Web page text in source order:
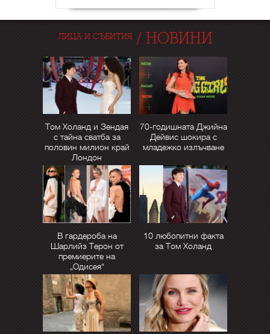
ЛИЦА И СЪБИТИЯ/ НОВИНИ
Том Холанд и Зендая
с тайна сватба за
половин милион край
Лондон
70-годишната Джийна
Дейвис шокира с
младежко излъчване
В гардероба на
Шарлийз Терон от
премиерите на
„Одисея“
10 любопитни факта
за Том Холанд